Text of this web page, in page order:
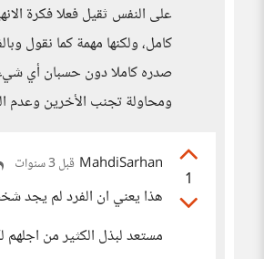
على النفس ثقيل فعلا فكرة
كامل، ولكنها مهمة كما
صدره كاملا دون حسبان أي
ومحاولة تجنب الأخرين وعدم
1
MahdiSarhan قبل 3 سنوات
هذا يعني ان الفرد لم يجد
مستعد لبذل الكثير من اجلهم